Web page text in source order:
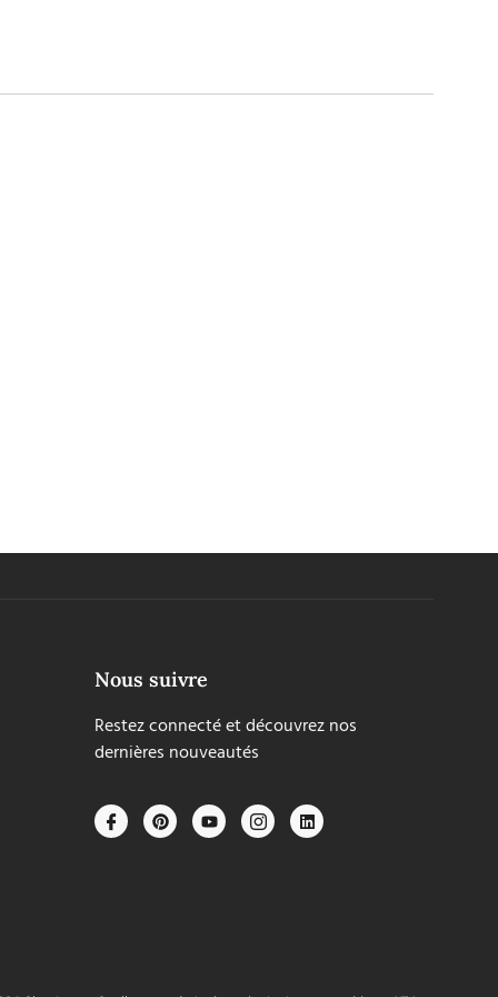
Nous suivre
Restez connecté et découvrez nos
dernières nouveautés